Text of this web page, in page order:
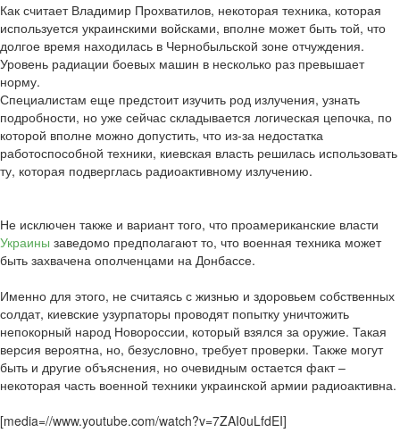
Как считает Владимир Прохватилов, некоторая техника, которая
используется украинскими войсками, вполне может быть той, что
долгое время находилась в Чернобыльской зоне отчуждения.
Уровень радиации боевых машин в несколько раз превышает
норму.
Специалистам еще предстоит изучить род излучения, узнать
подробности, но уже сейчас складывается логическая цепочка, по
которой вполне можно допустить, что из-за недостатка
работоспособной техники, киевская власть решилась использовать
ту, которая подверглась радиоактивному излучению.
Не исключен также и вариант того, что проамериканские власти
Украины заведомо предполагают то, что военная техника может
быть захвачена ополченцами на Донбассе.
Именно для этого, не считаясь с жизнью и здоровьем собственных
солдат, киевские узурпаторы проводят попытку уничтожить
непокорный народ Новороссии, который взялся за оружие. Такая
версия вероятна, но, безусловно, требует проверки. Также могут
быть и другие объяснения, но очевидным остается факт –
некоторая часть военной техники украинской армии радиоактивна.
[media=//www.youtube.com/watch?v=7ZAI0uLfdEI]